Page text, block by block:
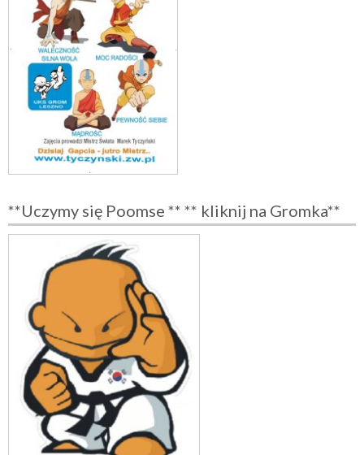
**Uczymy się Poomse ** ** kliknij na Gromka**